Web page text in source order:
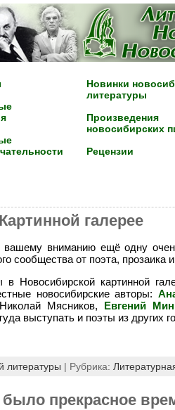
Новинки
литературы
Произведения
новосибирских
Рецензии
галерее
вашему вниманию ещё одну
сообщества от поэта, прозаика
Новосибирской картинной
новосибирские авторы:
Мясников, Евгений
выступать и поэты из других
литературы | Рубрика:
прекрасное